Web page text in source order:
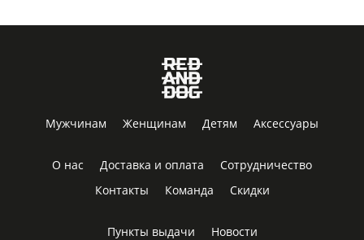
Мужчинам Женщинам Детям Аксессуары
О нас Доставка и оплата
Сотрудничество
Контакты
Команда Скидки
Пункты выдачи
Новости